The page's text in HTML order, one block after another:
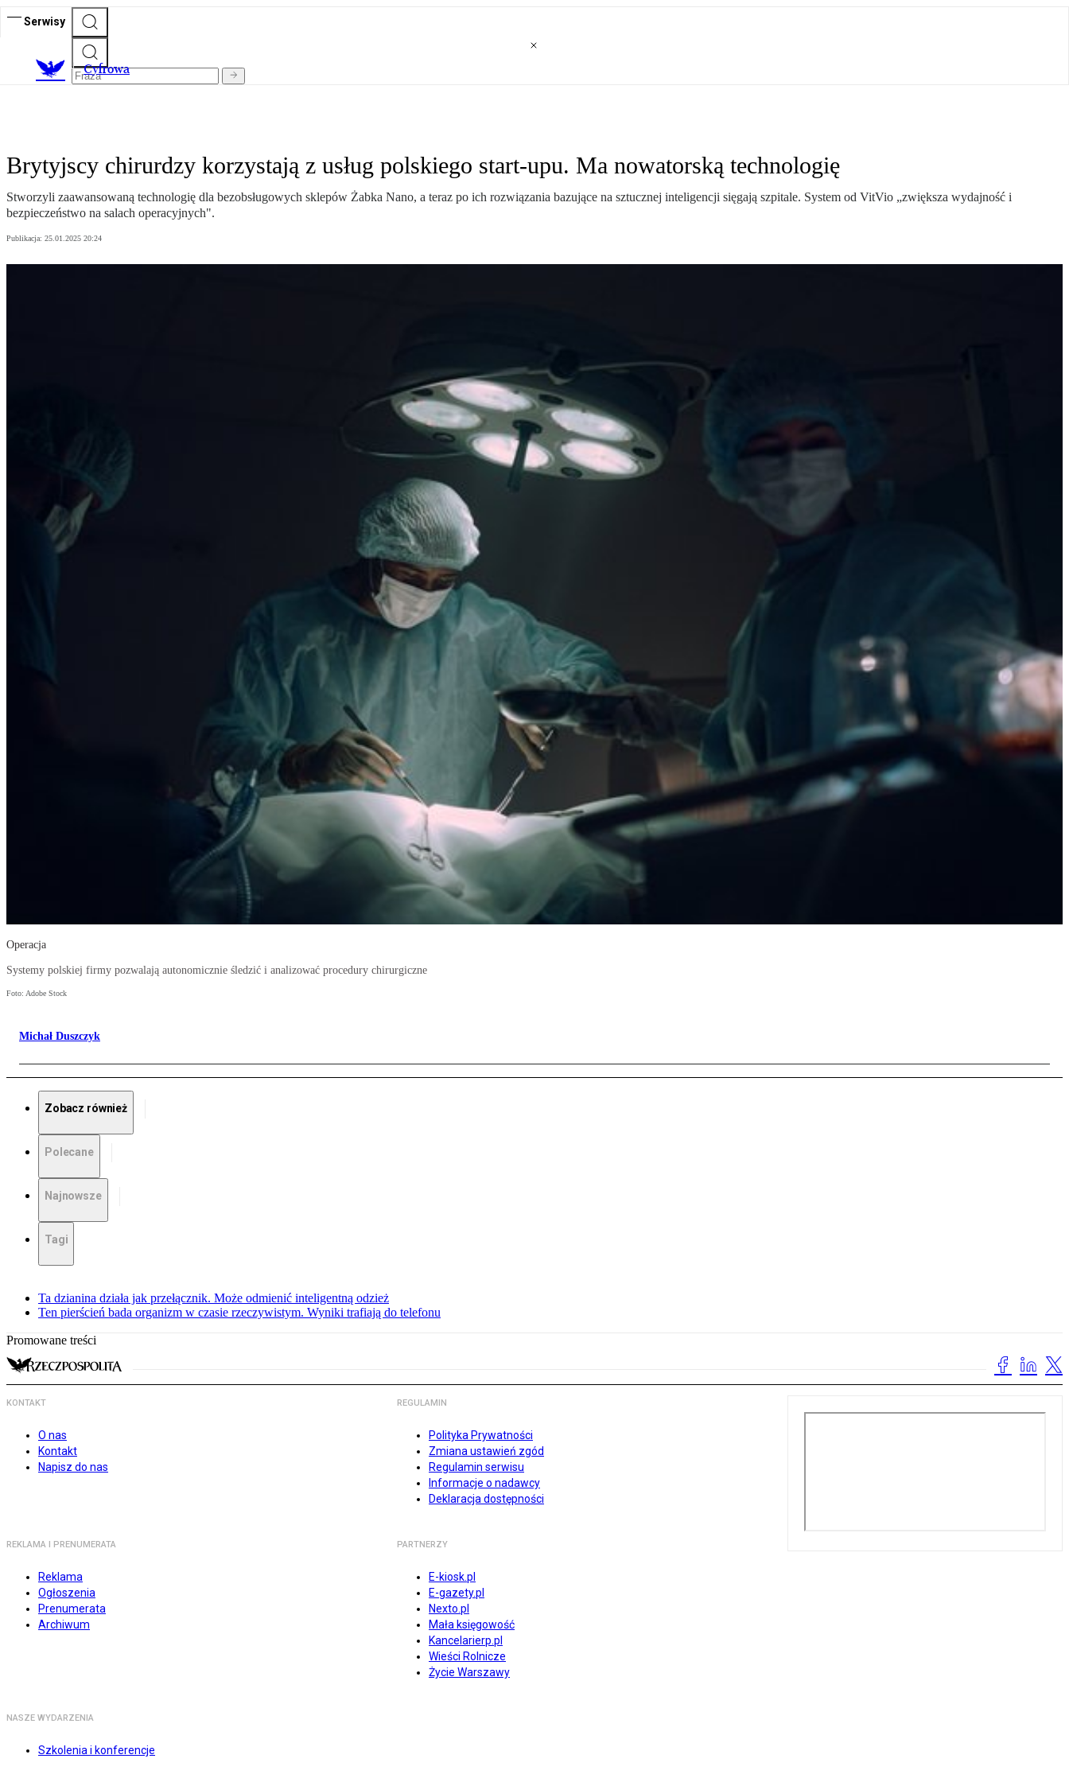
Serwisy
Cyfrowa
Brytyjscy chirurdzy korzystają z usług polskiego start-upu. Ma nowatorską technologię
Stworzyli zaawansowaną technologię dla bezobsługowych sklepów Żabka Nano, a teraz po ich rozwiązania bazujące na sztucznej inteligencji sięgają szpitale. System od VitVio „zwiększa wydajność i
bezpieczeństwo na salach operacyjnych".
Publikacja: 25.01.2025 20:24
Operacja
Systemy polskiej firmy pozwalają autonomicznie śledzić i analizować procedury chirurgiczne
Foto: Adobe Stock
Michał Duszczyk
Zobacz również
Polecane
Najnowsze
Tagi
Ta dzianina działa jak przełącznik. Może odmienić inteligentną odzież
Ten pierścień bada organizm w czasie rzeczywistym. Wyniki trafiają do telefonu
Promowane treści
KONTAKT
O nas
Kontakt
Napisz do nas
REGULAMIN
Polityka Prywatności
Zmiana ustawień zgód
Regulamin serwisu
Informacje o nadawcy
Deklaracja dostępności
REKLAMA I PRENUMERATA
Reklama
Ogłoszenia
Prenumerata
Archiwum
PARTNERZY
E-kiosk.pl
E-gazety.pl
Nexto.pl
Mała księgowość
Kancelarierp.pl
Wieści Rolnicze
Życie Warszawy
NASZE WYDARZENIA
Szkolenia i konferencje